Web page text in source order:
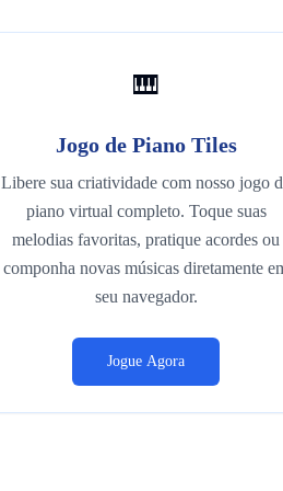
🎹
Jogo de Piano Tiles
Libere sua criatividade com nosso jogo
piano virtual completo. Toque suas
melodias favoritas, pratique acordes ou
componha novas músicas diretamente
seu navegador.
Jogue Agora